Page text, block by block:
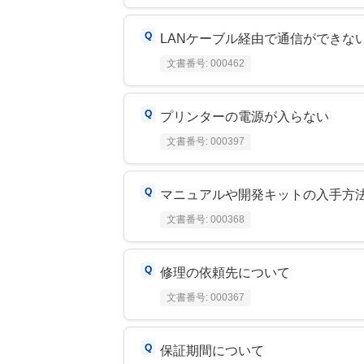
LANケーブル経由で通信ができな
文書番号: 000462
プリンターの電源が入らない
文書番号: 000397
マニュアルや開発キットの入手方
文書番号: 000368
修理の依頼先について
文書番号: 000367
保証期間について